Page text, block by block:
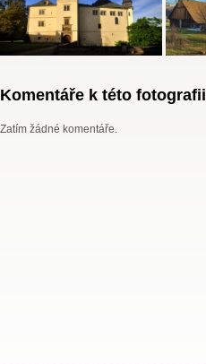
Komentáře k této fotografii
Zatím žádné komentáře.